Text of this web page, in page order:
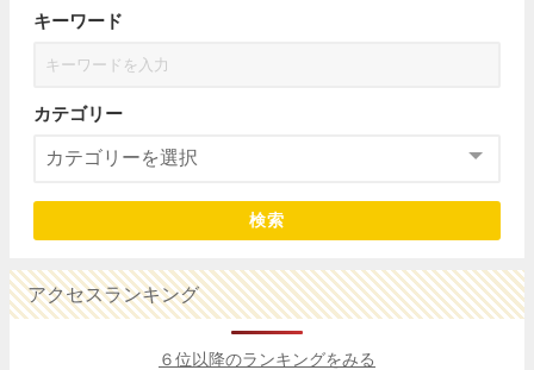
キーワード
カテゴリー
検索
アクセスランキング
６位以降のランキングをみる